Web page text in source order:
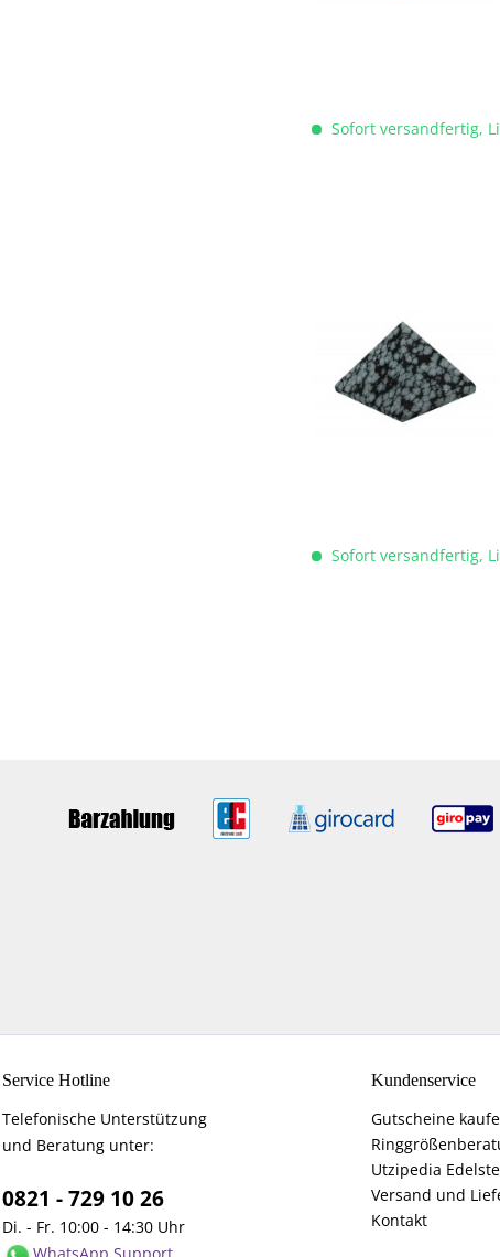
Sofort versandfertig,
Sofort versandfertig,
Service Hotline
Telefonische Unterstützung
und Beratung unter:
0821 - 729 10 26
Di. - Fr. 10:00 - 14:30 Uhr
Kundenservice
Gutscheine
Utzipedia
Versand und
Kontakt